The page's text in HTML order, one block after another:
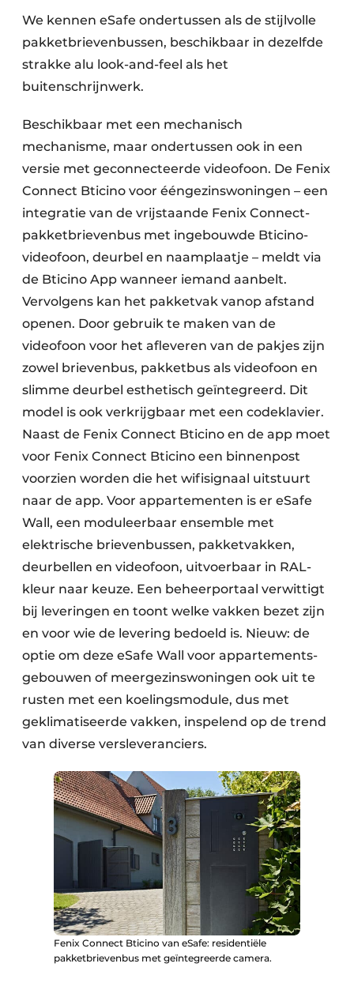
We kennen eSafe ondertussen als de stijlvolle
pakketbrievenbussen, beschikbaar in dezelfde
strakke alu look-and-feel als het
buitenschrijnwerk.
Beschikbaar met een mechanisch
mechanisme, maar ondertussen ook in een
versie met geconnecteerde videofoon. De Fenix
Connect Bticino voor ééngezinswoningen – een
integratie van de vrijstaande Fenix Connect-
pakketbrievenbus met ingebouwde Bticino-
videofoon, deurbel en naamplaatje – meldt via
de Bticino App wanneer iemand aanbelt.
Vervolgens kan het pakketvak vanop afstand
openen. Door gebruik te maken van de
videofoon voor het afleveren van de pakjes zijn
zowel brievenbus, pakketbus als videofoon en
slimme deurbel esthetisch geïntegreerd. Dit
model is ook verkrijgbaar met een codeklavier.
Naast de Fenix Connect Bticino en de app moet
voor Fenix Connect Bticino een binnenpost
voorzien worden die het wifisignaal uitstuurt
naar de app. Voor appartementen is er eSafe
Wall, een moduleerbaar ensemble met
elektrische brievenbussen, pakketvakken,
deurbellen en videofoon, uitvoerbaar in RAL-
kleur naar keuze. Een beheerportaal verwittigt
bij leveringen en toont welke vakken bezet zijn
en voor wie de levering bedoeld is. Nieuw: de
optie om deze eSafe Wall voor appartements­
gebouwen of meer­gezinswoningen ook uit te
rusten met een koelings­module, dus met
geklimatiseerde vakken, inspelend op de trend
van diverse versleveranciers.
Fenix Connect Bticino van eSafe: residentiële
pakketbrievenbus met geïntegreerde camera.